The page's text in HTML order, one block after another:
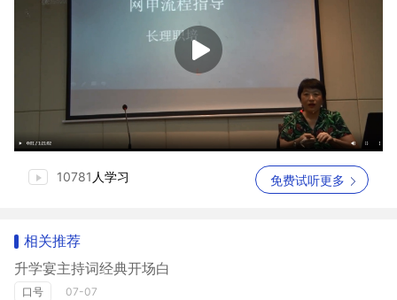
10781 人学习 免费试听更多
相关推荐
升学宴主持词经典开场白
口号 07-07